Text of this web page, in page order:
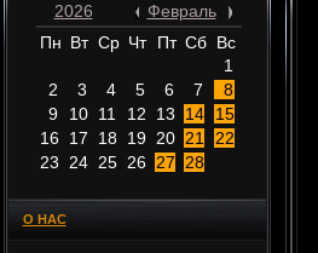
2026
Февраль
Пн Вт Ср Чт Пт Сб Вс
1
2
3 4 5 6 7
8
9
10 11 12 13 14
15
16 17 18 19 20 21
22
23
24 25 26 27 28
О НАС